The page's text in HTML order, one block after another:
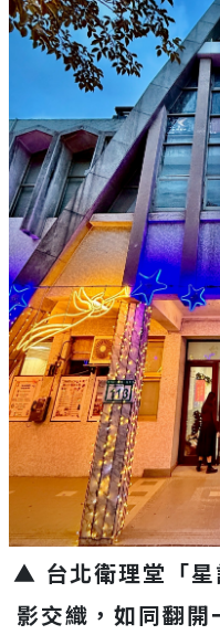
▲ 台北衛理堂「星
影交織，如同翻